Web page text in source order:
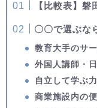
【比較表】磐
〇〇で選ぶな
教育大手のサ
外国人講師・
自立して学ぶ
商業施設内の